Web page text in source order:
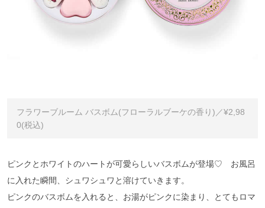
フラワーブルーム バスボム(フローラルブーケの香り)／¥2,98
0(税込)
ピンクとホワイトのハートが可愛らしいバスボムが登場♡ お風呂
に入れた瞬間、シュワシュワと溶けていきます。
ピンクのバスボムを入れると、お湯がピンクに染まり、とてもロマ